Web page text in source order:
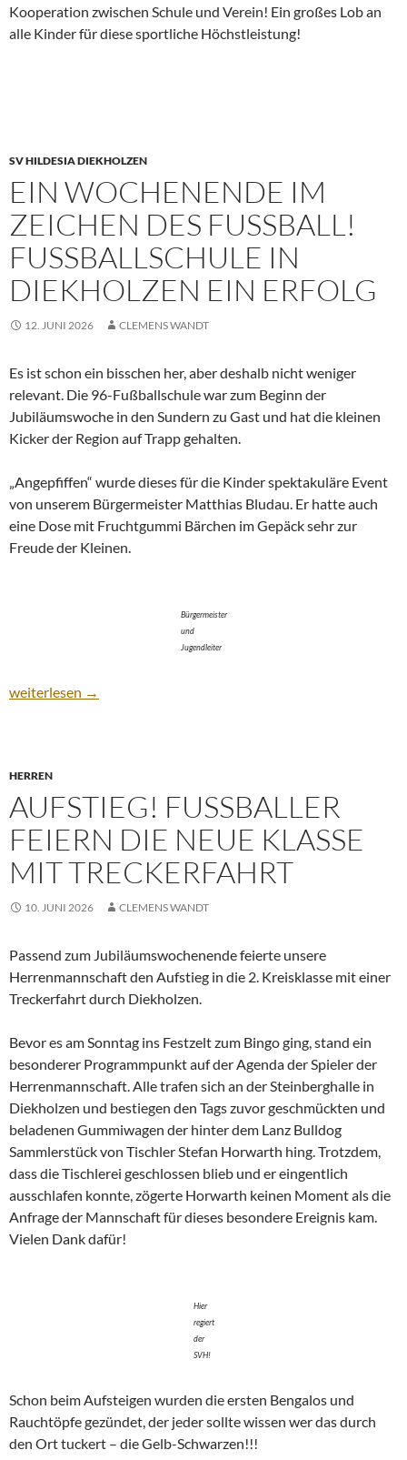
Kooperation zwischen Schule und Verein! Ein großes Lob an
alle Kinder für diese sportliche Höchstleistung!
SV HILDESIA DIEKHOLZEN
EIN WOCHENENDE IM
ZEICHEN DES FUSSBALL! F
USSBALLSCHULE IN DI
EKHOLZEN EIN ERFOLG
12. JUNI 2026 CLEMENS WANDT
Es ist schon ein bisschen her, aber deshalb nicht weniger
relevant. Die 96-Fußballschule war zum Beginn der
Jubiläumswoche in den Sundern zu Gast und hat die kleinen
Kicker der Region auf Trapp gehalten.
„Angepfiffen“ wurde dieses für die Kinder spektakuläre Event
von unserem Bürgermeister Matthias Bludau. Er hatte auch
eine Dose mit Fruchtgummi Bärchen im Gepäck sehr zur
Freude der Kleinen.
Bürgermeister
und
Jugendleiter
Ein Wochenende im Zeichen des Fußball! Fußballschule in
weiterlesen →
HERREN
AUFSTIEG! FUSSBALLER F
EIERN DIE NEUE KLASSE M
IT TRECKERFAHRT
10. JUNI 2026 CLEMENS WANDT
Passend zum Jubiläumswochenende feierte unsere
Herrenmannschaft den Aufstieg in die 2. Kreisklasse mit einer
Treckerfahrt durch Diekholzen.
Bevor es am Sonntag ins Festzelt zum Bingo ging, stand ein
besonderer Programmpunkt auf der Agenda der Spieler der
Herrenmannschaft. Alle trafen sich an der Steinberghalle in
Diekholzen und bestiegen den Tags zuvor geschmückten und
beladenen Gummiwagen der hinter dem Lanz Bulldog
Sammlerstück von Tischler Stefan Horwarth hing. Trotzdem,
dass die Tischlerei geschlossen blieb und er eingentlich
ausschlafen konnte, zögerte Horwarth keinen Moment als die
Anfrage der Mannschaft für dieses besondere Ereignis kam.
Vielen Dank dafür!
Hier
regiert
der
SVH!
Schon beim Aufsteigen wurden die ersten Bengalos und
Rauchtöpfe gezündet, der jeder sollte wissen wer das durch
den Ort tuckert – die Gelb-Schwarzen!!!